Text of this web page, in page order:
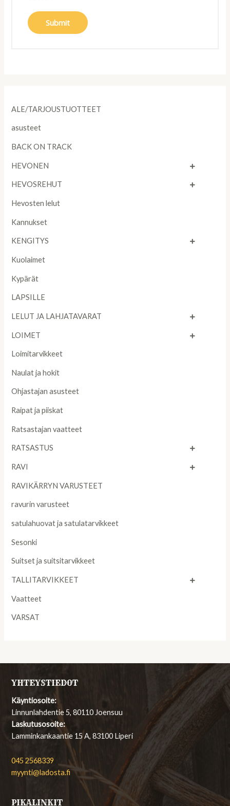
ALE/TARJOUSTUOTTEET
asusteet
BACK ON TRACK
HEVONEN
HEVOSREHUT
Hevosten lelut
Kannukset
KENGITYS
Kuolaimet
Kypärät
LAPSILLE
LELUT JA LAHJATAVARAT
LOIMET
Loimitarvikkeet
Naulat ja hokit
Ohjastajan asusteet
Raipat ja piiskat
Ratsastajan vaatteet
RATSASTUS
RAVI
RAVIKÄRRYN VARUSTEET
ravurin varusteet
satulahuovat ja satulatarvikkeet
Sesonki
Suitset ja suitsitarvikkeet
TALLITARVIKKEET
Vaatteet
VARSAT
YHTEYSTIEDOT
Käyntiosoite:
Linnunlahdentie 5, 80110 Joensuu
Laskutusosoite:
Lamminkankaantie 15 A, 83100 Liperi
045 2568339
myynti@ladosta.fi
PIKALINKIT